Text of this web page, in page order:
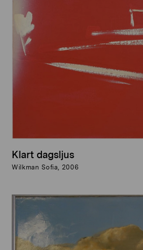
Klart dagsljus
Wilkman Sofia, 2006